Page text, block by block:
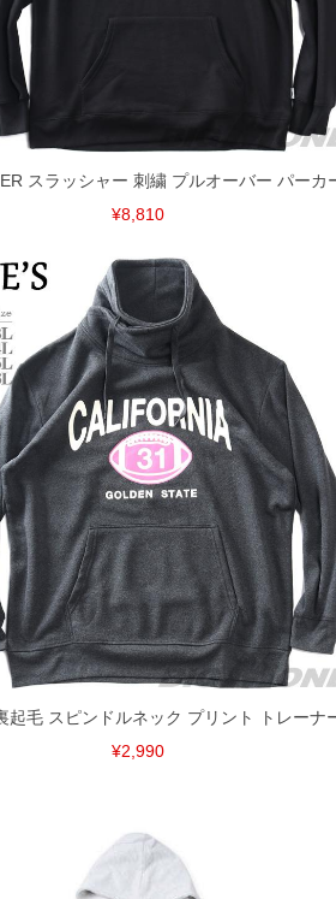
スラッシャー 刺繍 プルオーバー パーカ
¥8,810
起毛 スピンドルネック プリント トレーナ
¥2,990